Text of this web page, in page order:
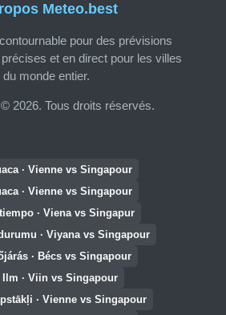
Meteo.best
pour des prévisions
et en direct pour les villes
du monde entier.
2026. Tous droits réservés.
· Vienne vs Singapour
· Vienne vs Singapour
· Viena vs Singapur
· Viyana vs Singapour
· Bécs vs Singapour
Ilm · Viin vs Singapour
· Vienne vs Singapour